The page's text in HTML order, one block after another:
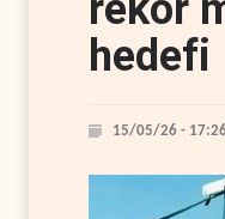
hedefi
15/05/26 -